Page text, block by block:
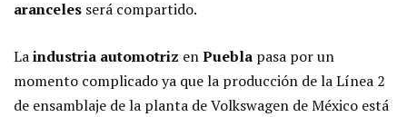
aranceles será compartido.
Laindustria automotriz enPuebla pasa por un
momento complicado ya que la producción de la Línea 2
de ensamblaje de la planta de Volkswagen de México está